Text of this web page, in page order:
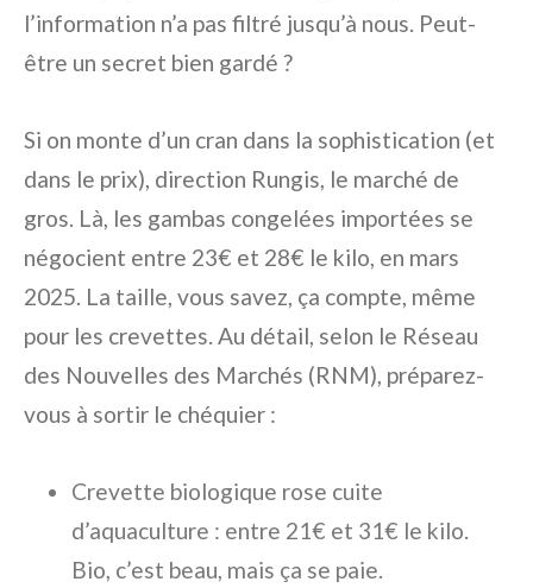
l’information n’a pas filtré jusqu’à nous. Peut-
être un secret bien gardé ?
Si on monte d’un cran dans la sophistication (et
dans le prix), direction Rungis, le marché de
gros. Là, les gambas congelées importées se
négocient entre 23€ et 28€ le kilo, en mars
2025. La taille, vous savez, ça compte, même
pour les crevettes. Au détail, selon le Réseau
des Nouvelles des Marchés (RNM), préparez-
vous à sortir le chéquier :
Crevette biologique rose cuite
d’aquaculture : entre 21€ et 31€ le kilo.
Bio, c’est beau, mais ça se paie.